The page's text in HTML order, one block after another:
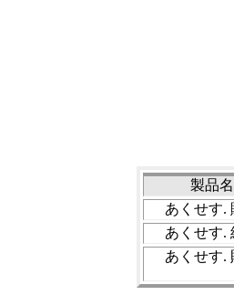
製品名
あくせす.
あくせす.
あくせす.